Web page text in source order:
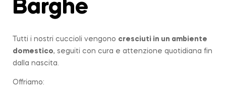
Barghe
Tutti i nostri cuccioli vengono cresciuti in un ambiente
domestico, seguiti con cura e attenzione quotidiana fin
dalla nascita.
Offriamo: